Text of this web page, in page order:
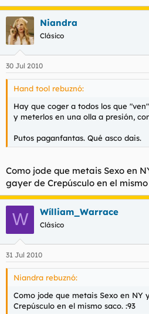
Niandra
Clásico
30 Jul 2010
Hand tool rebuznó:
Hay que coger a todos los que
y meterlos en una olla a presión,
Putos paganfantas. Qué asco dais.
Como jode que metais Sexo en
gayer de Crepúsculo en el mismo
W Wílliam_Warrace
Clásico
31 Jul 2010
Niandra rebuznó:
Como jode que metais Sexo en NY
Crepúsculo en el mismo saco. :93